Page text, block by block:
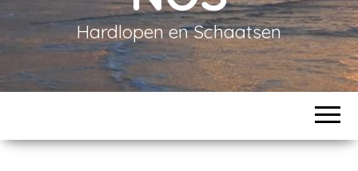
Hardlopen en Schaatsen